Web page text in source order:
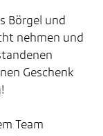
Börgel und
nehmen und
Geschenk
Team